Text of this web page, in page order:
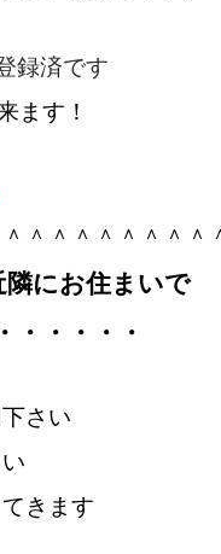
録済です
ます！
＾＾＾＾＾＾＾
にお住まいで
・・・・・
さい
きます